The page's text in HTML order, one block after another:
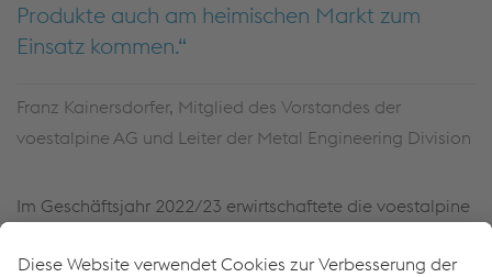
Produkte auch am heimischen Markt zum
Einsatz kommen.
Franz Kainersdorfer, Mitglied des Vorstandes der
voestalpine AG und Leiter der Metal Engineering Division
Im Geschäftsjahr 2022/23 erwirtschaftete die voestalpine
Vertriebsstandorten einen Umsatz von 1,8 Milliarden